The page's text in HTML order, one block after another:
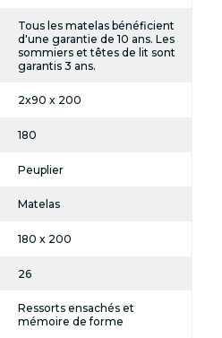
Tous les matelas bénéficient
d'une garantie de 10 ans. Les
sommiers et têtes de lit sont
garantis 3 ans.
2x90 x 200
180
Peuplier
Matelas
180 x 200
26
Ressorts ensachés et
mémoire de forme